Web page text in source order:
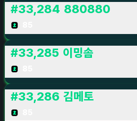
#33,284 880880
#33,285 이밍솜
#33,286 김메토